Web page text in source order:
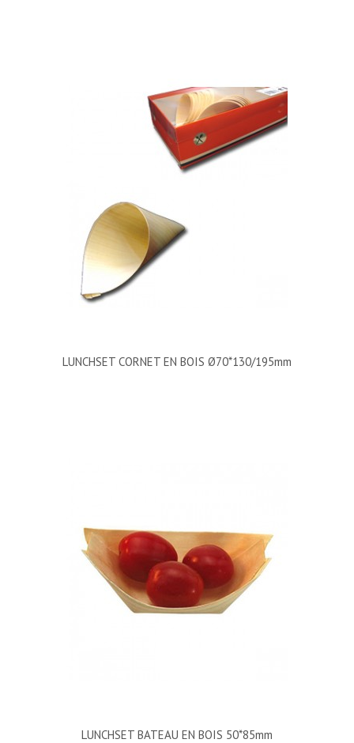
LUNCHSET CORNET EN BOIS Ø70*130/195mm
LUNCHSET BATEAU EN BOIS 50*85mm